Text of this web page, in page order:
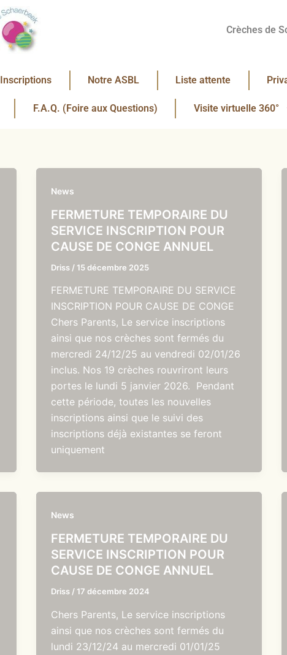
Crèches de
Inscriptions Notre ASBL Liste attente
F.A.Q. (Foire aux Questions) Visite virtuelle 360°
News
FERMETURE TEMPORAIRE DU
SERVICE INSCRIPTION POUR
CAUSE DE CONGE ANNUEL
Driss / 15 décembre 2025
FERMETURE TEMPORAIRE DU SERVICE
INSCRIPTION POUR CAUSE DE CONGE
Chers Parents, Le service inscriptions
ainsi que nos crèches sont fermés du
mercredi 24/12/25 au vendredi 02/01/26
inclus. Nos 19 crèches rouvriront leurs
portes le lundi 5 janvier 2026. Pendant
cette période, toutes les nouvelles
inscriptions ainsi que le suivi des
inscriptions déjà existantes se feront
uniquement
News
FERMETURE TEMPORAIRE DU
SERVICE INSCRIPTION POUR
CAUSE DE CONGE ANNUEL
Driss / 17 décembre 2024
Chers Parents, Le service inscriptions
ainsi que nos crèches sont fermés du
lundi 23/12/24 au mercredi 01/01/25